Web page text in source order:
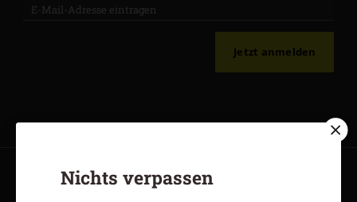
Jetzt anmelden
AGB und Widerrufsbelehrung Datenschutz
Nichts verpassen